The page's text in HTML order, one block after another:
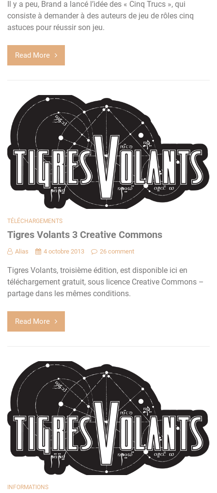
Il y a peu, Brand a lancé l’idée des « Cinq Trucs », qui
consiste à demander à des auteurs de jeu de rôles cinq
astuces pour réussir son jeu.
Read More
TÉLÉCHARGEMENTS
Tigres Volants 3 Creative Commons
Alias 4 octobre 2013 26 comment
Tigres Volants, troisième édition, est disponible ici en
téléchargement gratuit, sous licence Creative Commons –
partage dans les mêmes conditions.
Read More
INFORMATIONS